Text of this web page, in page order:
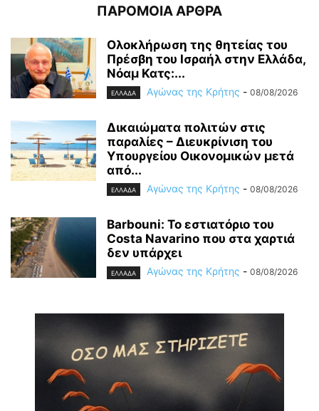
ΠΑΡΟΜΟΙΑ ΑΡΘΡΑ
Ολοκλήρωση της θητείας του
Πρέσβη του Ισραήλ στην Ελλάδα,
Νόαμ Κατς:...
ΕΛΛΑΔΑ Αγώνας της Κρήτης - 08/08/2026
Δικαιώματα πολιτών στις
παραλίες – Διευκρίνιση του
Υπουργείου Οικονομικών μετά
από...
ΕΛΛΑΔΑ Αγώνας της Κρήτης - 08/08/2026
Barbouni: Το εστιατόριο του
Costa Navarino που στα χαρτιά
δεν υπάρχει
ΕΛΛΑΔΑ Αγώνας της Κρήτης - 08/08/2026